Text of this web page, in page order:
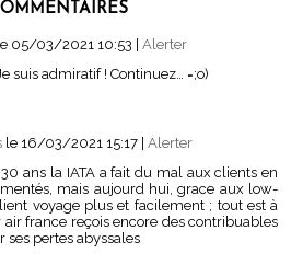
05/03/2021 10:53
Alerter
suis admiratif ! Continuez… =;o)
le 16/03/2021 15:17 Alerter
ans la IATA a fait du mal aux clients en
mais aujourd hui, grace aux low-
voyage plus et facilement ; tout est à
france reçois encore des contribuables
pertes abyssales